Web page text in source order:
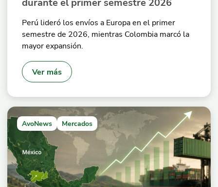
Perú lideró los envíos a Europa en el primer
semestre de 2026, mientras Colombia marcó la
mayor expansión.
Ver más
AvoNews Mercados